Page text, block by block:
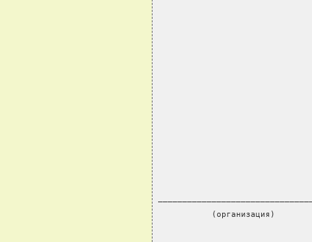
           (организация)